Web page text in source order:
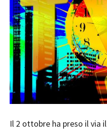
Il 2 ottobre ha preso il via il